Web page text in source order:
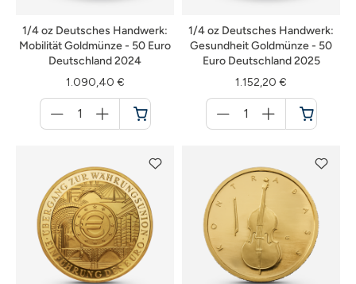
1/4 oz Deutsches Handwerk:
Mobilität Goldmünze - 50 Euro
Deutschland 2024
1.090,40 €
für
Warenkorb
1/4 oz Deutsches Handwerk:
Gesundheit Goldmünze - 50
Euro Deutschland 2025
1.152,20 €
für
Warenkorb